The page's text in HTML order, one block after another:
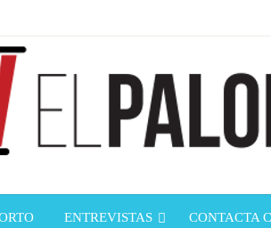
ENTREVISTAS CONTACTA